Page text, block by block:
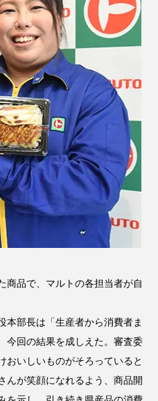
品で、マルトの各担当者が自
部長は「生産者から消費者ま
今回の結果を成しえた。審査委
おいしいものがそろっていると
んが笑顔になれるよう、商品開